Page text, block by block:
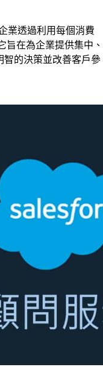
業透過利用每個消費
旨在為企業提供集中、
智的決策並改善客戶參